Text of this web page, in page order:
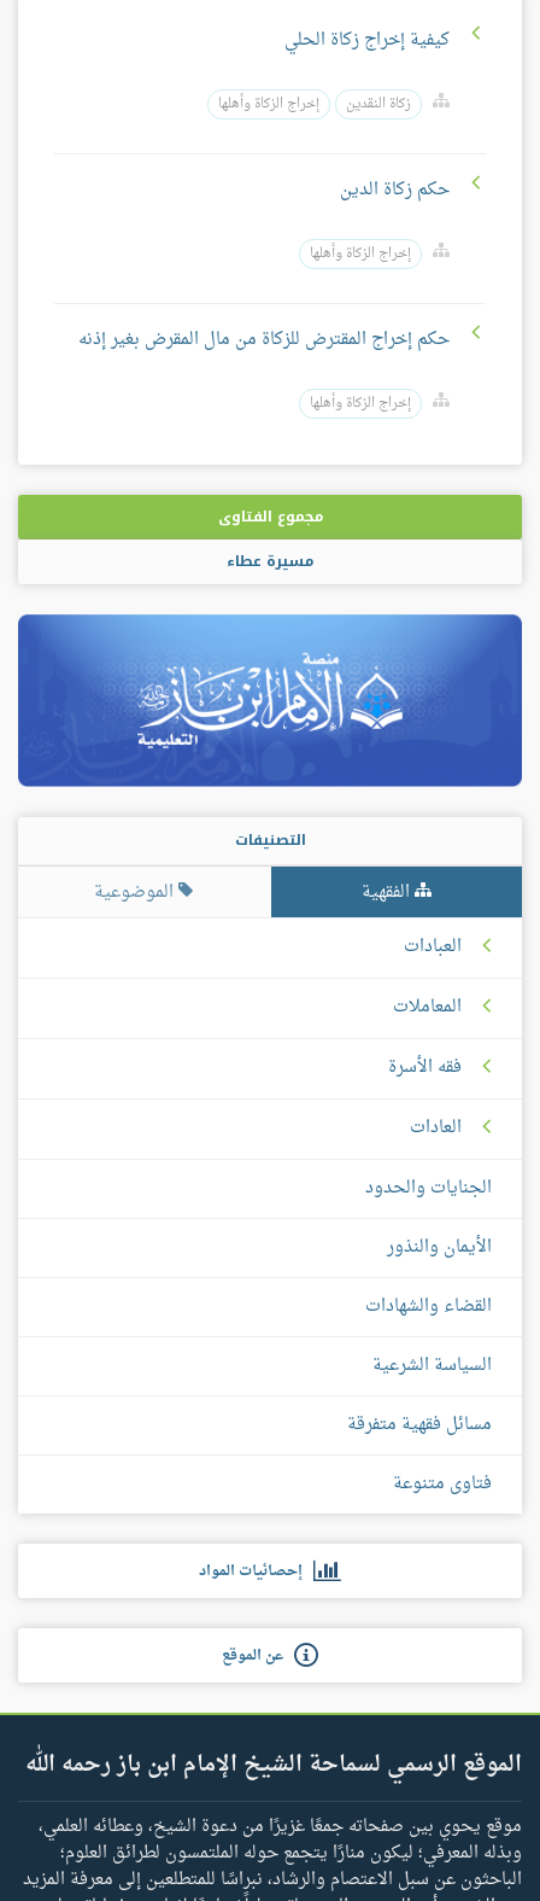
كيفية إخراج زكاة الحلي
زكاة النقدين إخراج الزكاة وأهلها
حكم زكاة الدين
إخراج الزكاة وأهلها
حكم إخراج المقترض للزكاة من مال المقرض بغير إذنه
إخراج الزكاة وأهلها
مجموع الفتاوى
مسيرة عطاء
التصنيفات
الفقهية
الموضوعية
العبادات
المعاملات
فقه الأسرة
العادات
الجنايات والحدود
الأيمان والنذور
القضاء والشهادات
السياسة الشرعية
مسائل فقهية متفرقة
فتاوى متنوعة
إحصائيات المواد
عن الموقع
الموقع الرسمي لسماحة الشيخ الإمام ابن باز رحمه الله
موقع يحوي بين صفحاته جمعًا غزيرًا من دعوة الشيخ، وعطائه العلمي،
وبذله المعرفي؛ ليكون منارًا يتجمع حوله الملتمسون لطرائق العلوم؛
الباحثون عن سبل الاعتصام والرشاد، نبراسًا للمتطلعين إلى معرفة المزيد